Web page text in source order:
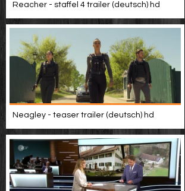
Menu
mit facebook anmelden
Informationen
Video suchen
Reacher - staffel 4 trailer (deutsch) hd
Neagley - teaser trailer (deutsch) hd